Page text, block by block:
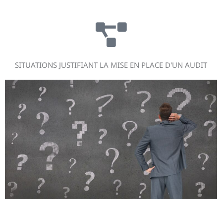
SITUATIONS JUSTIFIANT LA MISE EN PLACE D'UN AUDIT